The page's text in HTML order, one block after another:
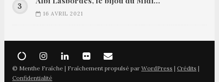
16 AVRIL 2021
© Menthe Fraîche | Fraîchement propulsé par WordPress | Crédits |
Confidentialité